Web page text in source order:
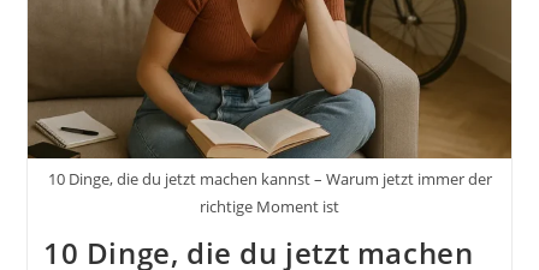
10 Dinge, die du jetzt machen kannst – Warum jetzt immer der
richtige Moment ist
10 Dinge, die du jetzt machen